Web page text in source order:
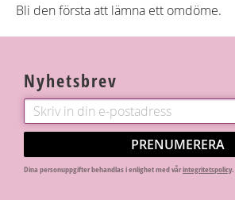
Bli den första att lämna ett omdöme.
Nyhetsbrev
PRENUMERERA
Dina personuppgifter behandlas i enlighet med vårintegritetspolicy.